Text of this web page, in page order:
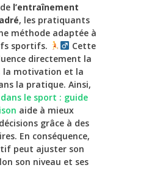
l’entraînement
, les pratiquants
méthode adaptée à
sportifs.
Cette
directement la
la motivation et la
la pratique. Ainsi,
le sport : guide
aide à mieux
grâce à des
En conséquence,
peut ajuster son
son niveau et ses